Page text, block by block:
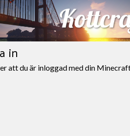
in
att du är inloggad med din